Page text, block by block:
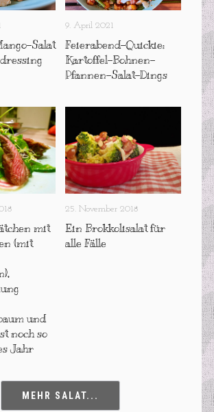
Salat
9. April 2021
Feierabend-Quickie:
Kartoffel-Bohnen-
Pfannen-Salat-Dings
mit
(mit
und
noch so
Jahr
25. November 2018
Ein Brokkolisalat für
alle Fälle
MEHR SALAT...